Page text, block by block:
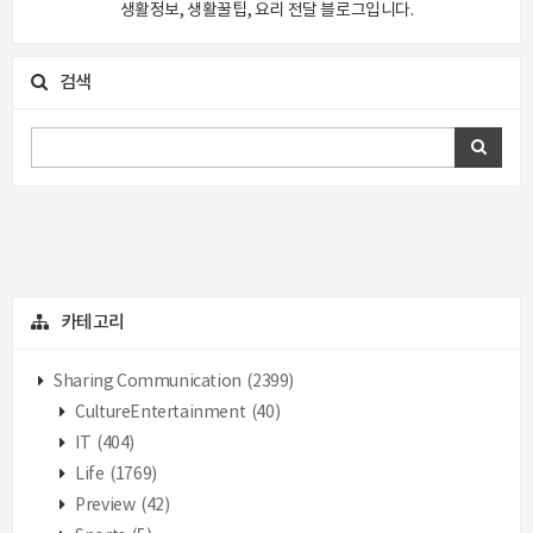
생활정보, 생활꿀팁, 요리 전달 블로그입니다.
검색
카테고리
Sharing Communication (2399)
CultureEntertainment (40)
(404)
Life (1769)
Preview (42)